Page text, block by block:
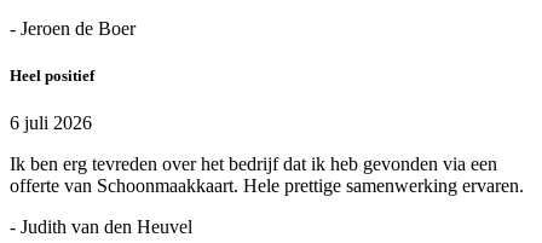
- Jeroen de Boer
Heel positief
6 juli 2026
Ik ben erg tevreden over het bedrijf dat ik heb gevonden via een
offerte van Schoonmaakkaart. Hele prettige samenwerking ervaren.
- Judith van den Heuvel